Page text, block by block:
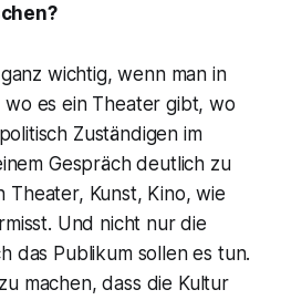
wichtig, wenn man in
es ein Theater gibt, wo
Zuständigen im
Gespräch deutlich zu
Theater, Kunst, Kino, wie
Und nicht nur die
das Publikum sollen es tun.
machen, dass die Kultur